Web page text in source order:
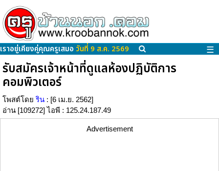
เราอยู่เคียงคู่คุณครูเสมอ วันที่ 9 ส.ค. 2569 ☰
รับสมัครเจ้าหน้าที่ดูแลห้องปฏิบัติการ
คอมพิวเตอร์
โพสต์โดย ริน : [6 เม.ย. 2562]
อ่าน [109272] ไอพี : 125.24.187.49
Advertisement